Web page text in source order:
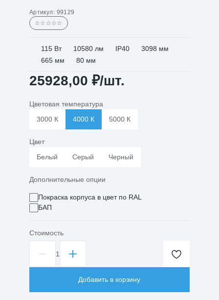
Артикул: 99129
☆☆☆☆☆
115 Вт 10580 лм IP40
3098 мм
665 мм
80 мм
25928,00 ₽/шт.
Цветовая температура
3000 К
4000 К 5000 К
Цвет
Белый
Серый Черный
Дополнительные опции
Покраска корпуса в цвет по RAL
БАП
Стоимость
Количество
товара
светодиодный
подвесной
1
Добавить в корзину